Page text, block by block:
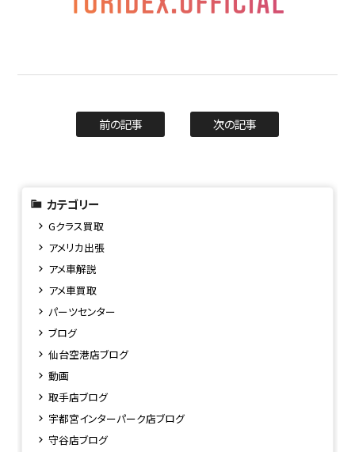
前の記事 次の記事
カテゴリー
Gクラス買取
アメリカ出張
アメ車解説
アメ車買取
パーツセンター
ブログ
仙台空港店ブログ
動画
取手店ブログ
宇都宮インターパーク店ブログ
守谷店ブログ